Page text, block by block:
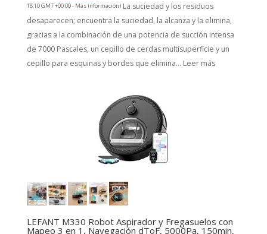
18:10 GMT +00:00 - Más información) La suciedad y los residuos
desaparecen; encuentra la suciedad, la alcanza y la elimina,
gracias a la combinación de una potencia de succión intensa
de 7000 Pascales, un cepillo de cerdas multisuperficie y un
cepillo para esquinas y bordes que elimina... Leer más
LEFANT M330 Robot Aspirador y Fregasuelos con
Mapeo 3 en 1, Navegación dToF, 5000Pa, 150min,